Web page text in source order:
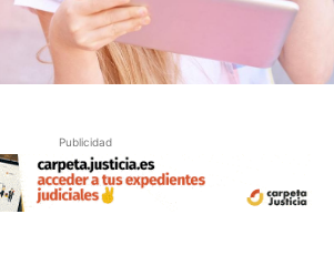
Publicidad